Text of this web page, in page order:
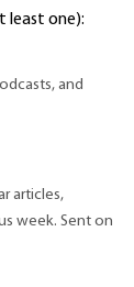
least one):
and
articles,
week. Sent on